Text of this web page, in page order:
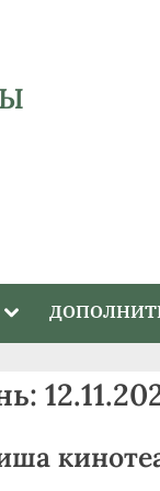
Toggle
menu